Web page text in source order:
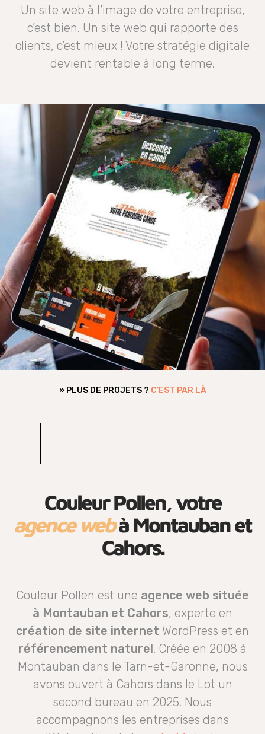
Un site web à l’image de votre entreprise,
c’est bien. Un site web qui rapporte des
clients, c’est mieux ! Votre stratégie digitale
devient rentable à long terme.
– site vitrine Maison
» PLUS DE PROJETS ? C’EST PAR LÀ
Couleur Pollen, votre
agence webà Montauban et
Cahors.
Couleur Pollen est une agence web située
à Montauban et Cahors, experte en
création de site internet WordPress et en
référencement naturel. Créée en 2008 à
Montauban dans le Tarn-et-Garonne, nous
avons ouvert à Cahors dans le Lot un
second bureau en 2025. Nous
accompagnons les entreprises dans